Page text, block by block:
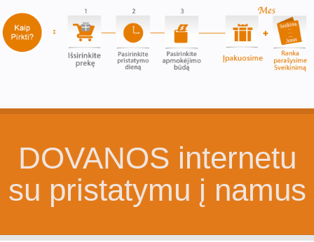
DOVANOS internetu
su pristatymu į namus